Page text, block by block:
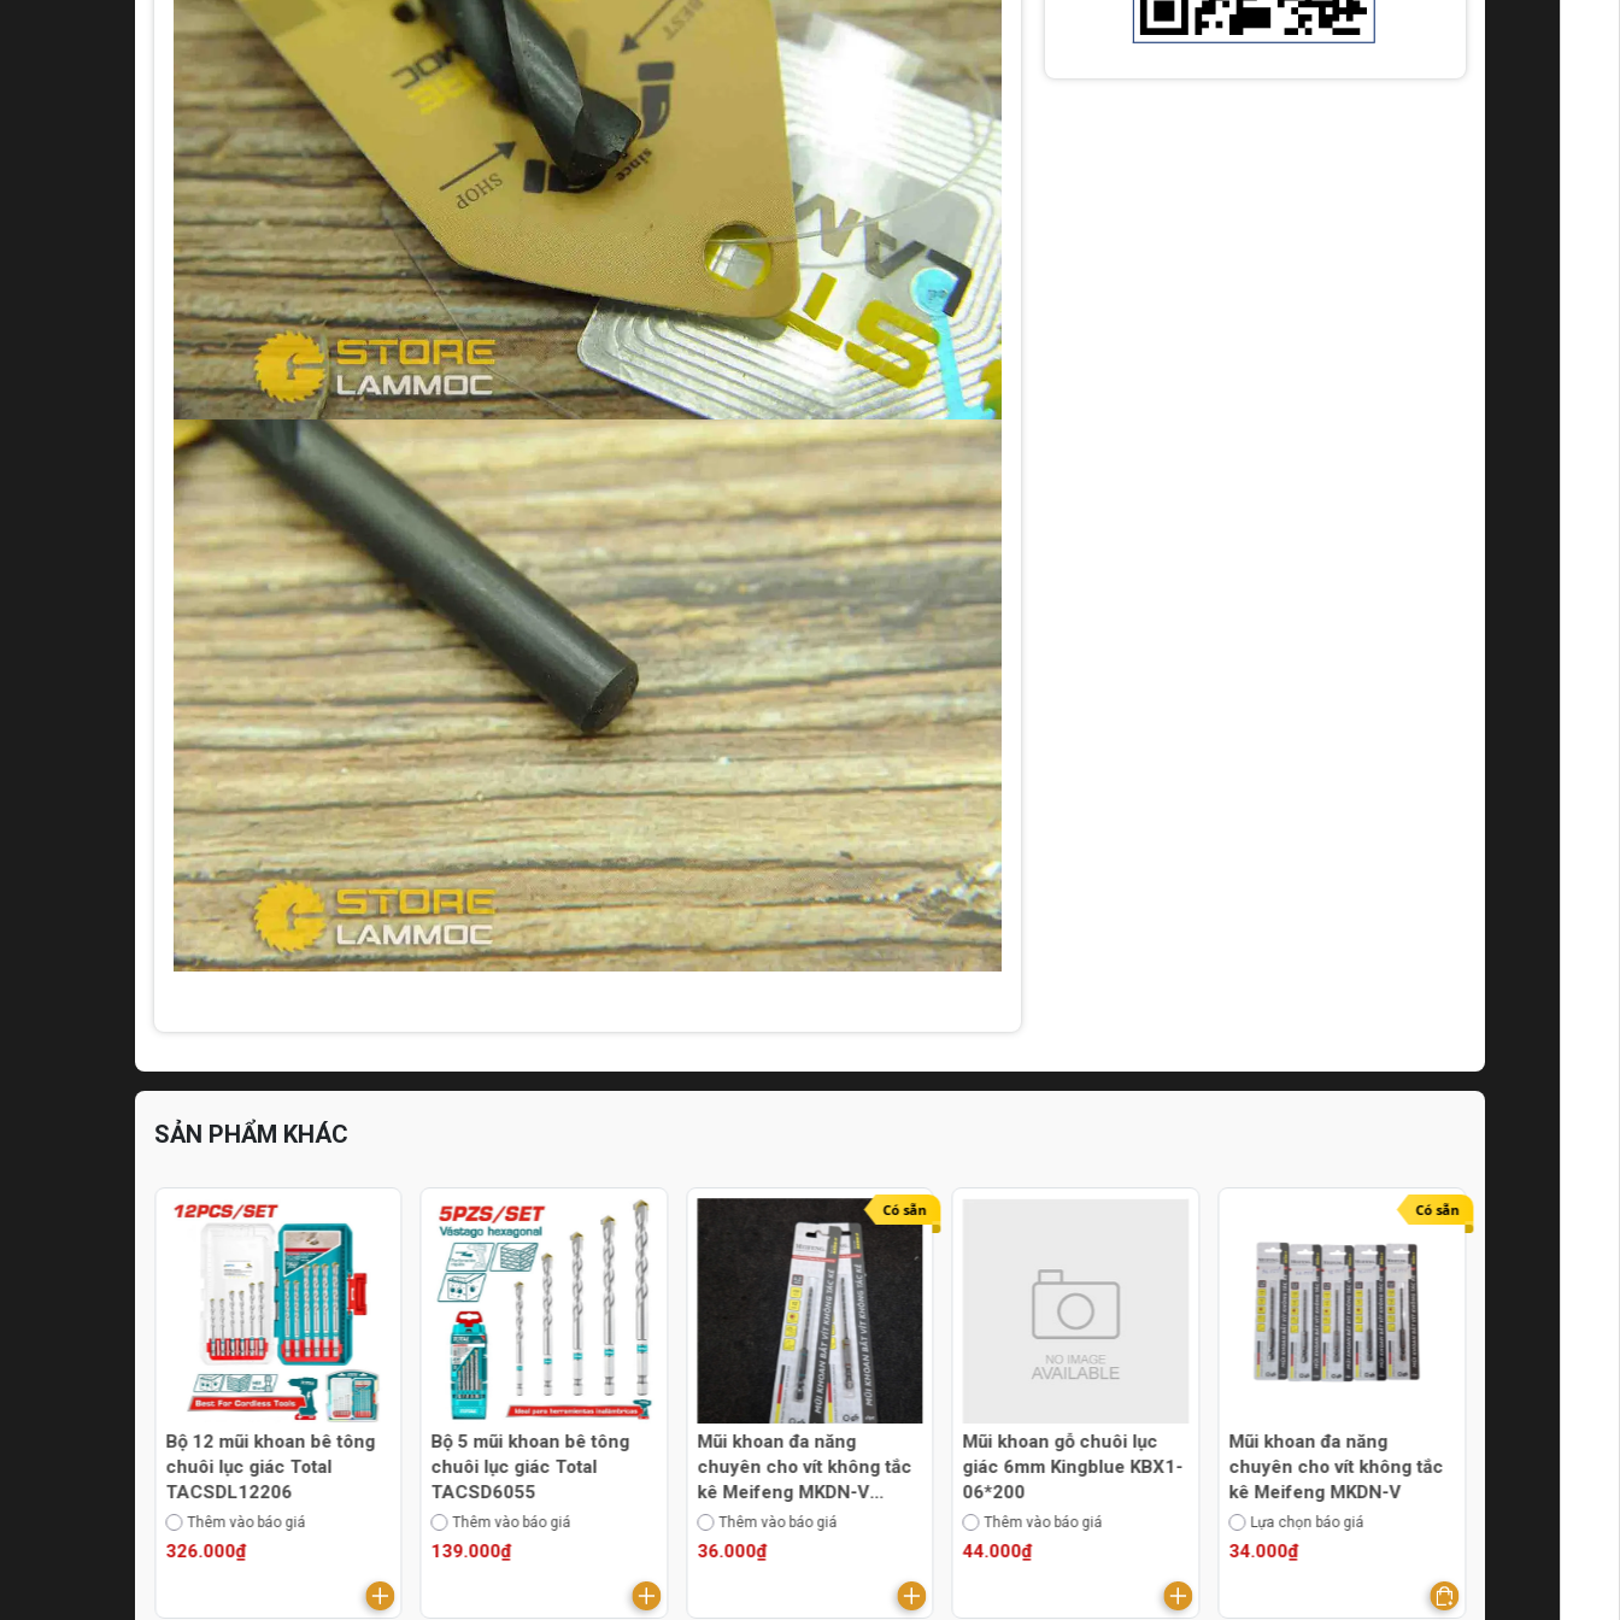
SẢN PHẨM KHÁC
Bộ 12 mũi khoan bê tông
chuôi lục giác Total
TACSDL12206
Thêm vào báo giá
326.000₫
Bộ 5 mũi khoan bê tông
chuôi lục giác Total
TACSD6055
Thêm vào báo giá
139.000₫
Có sẵn
Mũi khoan đa năng
chuyên cho vít không tắc
kê Meifeng MKDN-V
4.2mm
Thêm vào báo giá
36.000₫
Mũi khoan gỗ chuôi lục
giác 6mm Kingblue KBX1-
06*200
Thêm vào báo giá
44.000₫
Có sẵn
Mũi khoan đa năng
chuyên cho vít không tắc
kê Meifeng MKDN-V
Lựa chọn báo giá
34.000₫